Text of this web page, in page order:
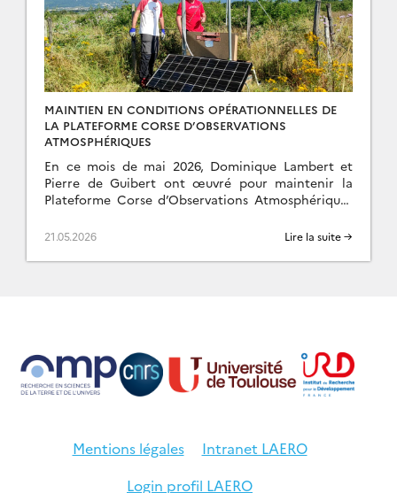
MAINTIEN EN CONDITIONS OPÉRATIONNELLES DE
LA PLATEFORME CORSE D’OBSERVATIONS
ATMOSPHÉRIQUES
En ce mois de mai 2026, Dominique Lambert et
Pierre de Guibert ont œuvré pour maintenir la
Plateforme Corse d’Observations Atmosphériques
en partenariat avec […]
21.05.2026 Lire la suite →
Mentions légales
Intranet LAERO
Login profil LAERO